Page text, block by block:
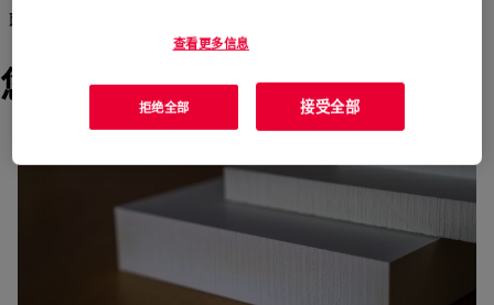
联系我们的全球技术团队，咨询您应对塑料加工挑战的方案。
您了解的品牌
查看更多信息
拒绝全部 接受全部